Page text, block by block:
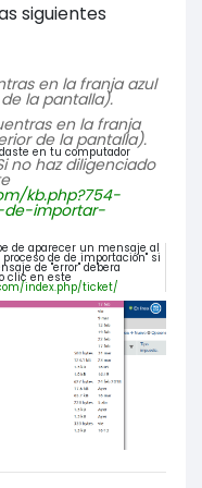
siguientes
en la franja azul
la pantalla).
en la franja
de la pantalla).
en tu computador
no haz diligenciado
kb.php?754-
de-importar-
de aparecer un mensaje al
de de importación" si
de "error" debera
clic en este
index.php/ticket/